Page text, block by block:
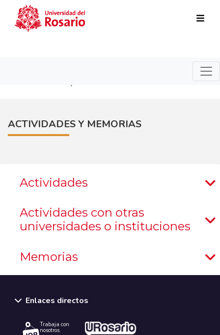
Actividades y memorias
ACTIVIDADES Y MEMORIAS
Actividades
Actividades con otras
universidades o instituciones
Memorias
Enlaces directos
Trabaja con
nosotros.